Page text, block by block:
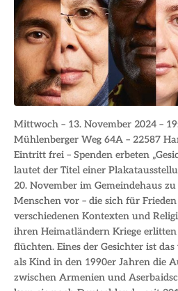
Mittwoch – 13. November 2024 –
Mühlenberger Weg 64A – 22587
Eintritt frei – Spenden erbeten
lautet der Titel einer
20. November im Gemeindehaus
Menschen vor – die sich für
verschiedenen Kontexten und
ihren Heimatländern Kriege
flüchten. Eines der Gesichter ist
als Kind in den 1990er Jahren die
zwischen Armenien und